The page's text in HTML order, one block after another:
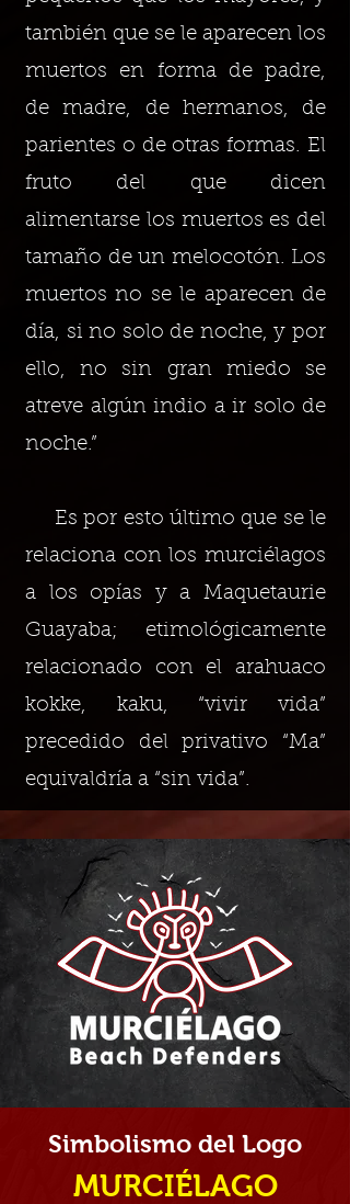
también que se le aparecen los
muertos en forma de padre,
de madre, de hermanos, de
parientes o de otras formas. El
fruto del que dicen
alimentarse los muertos es del
tamaño de un melocotón. Los
muertos no se le aparecen de
día, si no solo de noche, y por
ello, no sin gran miedo se
atreve algún indio a ir solo de
noche.”
Es por esto último que se le
relaciona con los murciélagos
a los opías y a Maquetaurie
Guayaba; etimológicamente
relacionado con el arahuaco
kokke, kaku, “vivir vida”
precedido del privativo “Ma”
equivaldría a “sin vida”.
Simbolismo del Logo
MURCIÉLAGO